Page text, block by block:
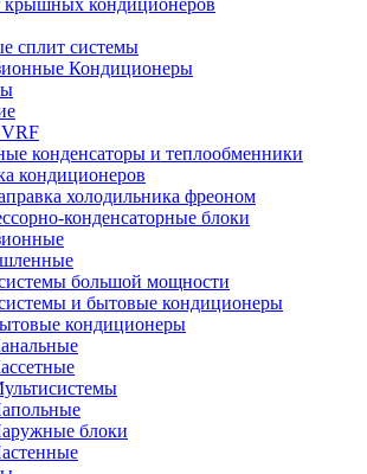
крышных кондиционеров
сплит системы
Кондиционеры
конденсаторы и теплообменники
кондиционеров
холодильника фреоном
конденсаторные блоки
большой мощности
и бытовые кондиционеры
кондиционеры
блоки